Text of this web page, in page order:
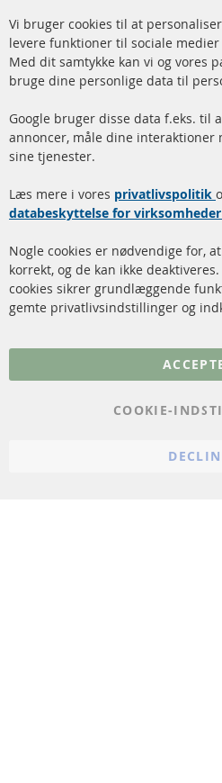
info@contra-automotive.de
www.contra-automotive.de
Facebook
Instagram
Hurtige links
Dieselpartikelfilter (DPF)
rengøring
Katalysator (KAT)
Sensorer
FAQ
Vi bruger cookies til at
levere funktioner til sociale
Med dit samtykke kan vi og vores
bruge dine personlige data til
Google bruger disse data f.eks. til
annoncer, måle dine interaktioner
sine tjenester.
Læs mere i vores privatlivspolitik
databeskyttelse for virksomheder
Nogle cookies er nødvendige for,
korrekt, og de kan ikke
cookies sikrer grundlæggende
gemte privatlivsindstillinger og
COOKIE-